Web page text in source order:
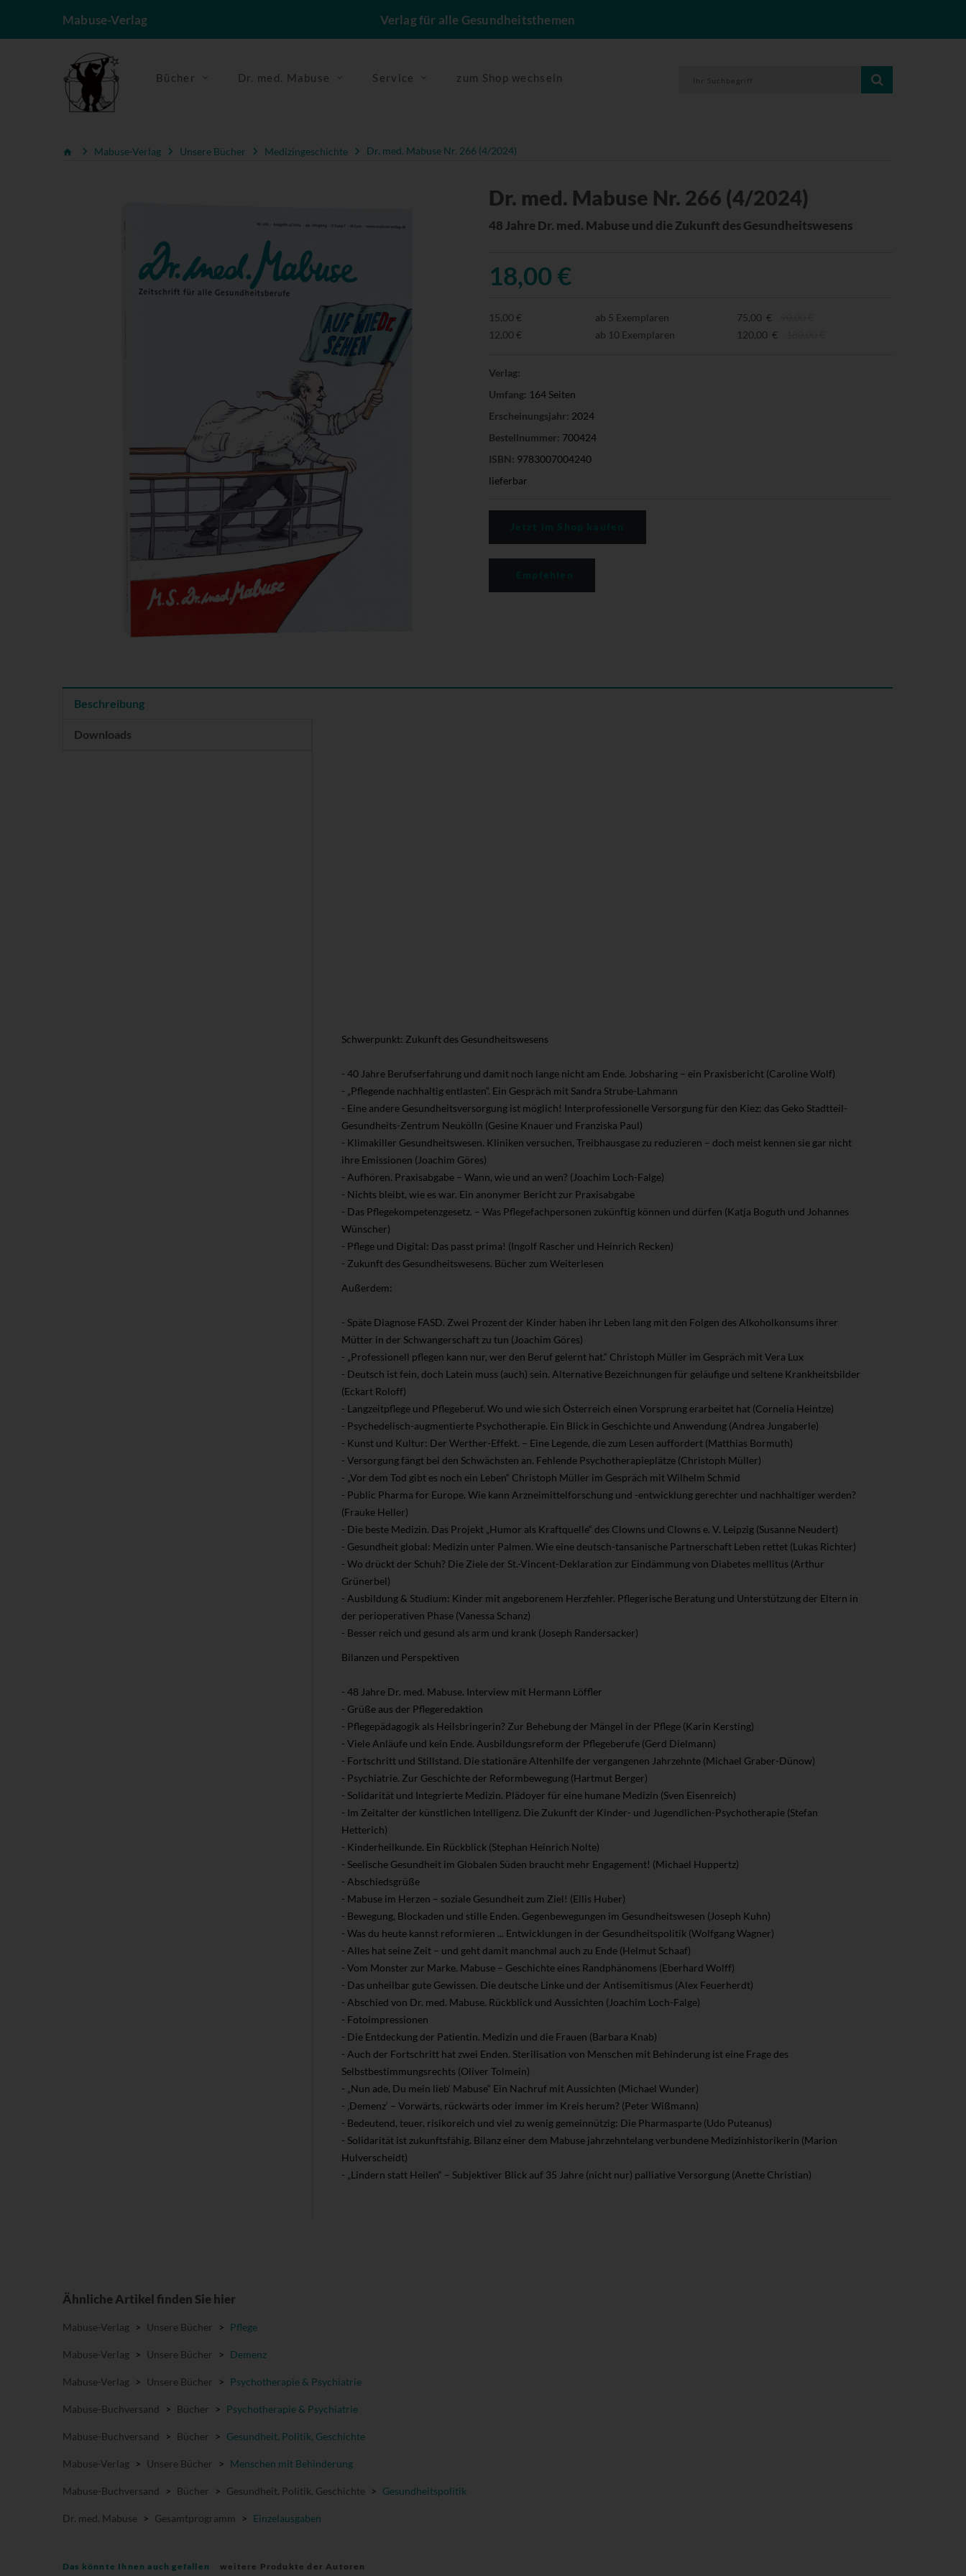
Mabuse-Verlag Verlag für alle Gesundheitsthemen
Bücher Dr. med. Mabuse Service zum Shop wechseln
Mabuse-Verlag Unsere Bücher Medizingeschichte Dr. med. Mabuse Nr. 266 (4/2024)
Dr. med. Mabuse Nr. 266 (4/2024)
48 Jahre Dr. med. Mabuse und die Zukunft des Gesundheitswesens
18,00 €
15,00 € ab 5 Exemplaren 75,00 €
12,00 €
ab 10 Exemplaren 120,00 €
Verlag:
Umfang: 164 Seiten
Erscheinungsjahr: 2024
Bestellnummer: 700424
ISBN: 9783007004240
lieferbar
Beschreibung
Downloads
Schwerpunkt: Zukunft des Gesundheitswesens
- 40 Jahre Berufserfahrung und damit noch lange nicht am Ende. Jobsharing – ein Praxisbericht (Caroline Wolf)
- „Pflegende nachhaltig entlasten“. Ein Gespräch mit Sandra Strube-Lahmann
- Eine andere Gesundheitsversorgung ist möglich! Interprofessionelle Versorgung für den Kiez: das Geko Stadtteil-
Gesundheits-Zentrum Neukölln (Gesine Knauer und Franziska Paul)
- Klimakiller Gesundheitswesen. Kliniken versuchen, Treibhausgase zu reduzieren – doch meist kennen sie gar nicht
ihre Emissionen (Joachim Göres)
- Aufhören. Praxisabgabe – Wann, wie und an wen? (Joachim Loch-Falge)
- Nichts bleibt, wie es war. Ein anonymer Bericht zur Praxisabgabe
- Das Pflegekompetenzgesetz. – Was Pflegefachpersonen zukünftig können und dürfen (Katja Boguth und Johannes
Wünscher)
- Pflege und Digital: Das passt prima! (Ingolf Rascher und Heinrich Recken)
- Zukunft des Gesundheitswesens. Bücher zum Weiterlesen
Außerdem:
- Späte Diagnose FASD. Zwei Prozent der Kinder haben ihr Leben lang mit den Folgen des Alkoholkonsums ihrer
Mütter in der Schwangerschaft zu tun (Joachim Göres)
- „Professionell pflegen kann nur, wer den Beruf gelernt hat.“ Christoph Müller im Gespräch mit Vera Lux
- Deutsch ist fein, doch Latein muss (auch) sein. Alternative Bezeichnungen für geläufige und seltene Krankheitsbilder
(Eckart Roloff)
- Langzeitpflege und Pflegeberuf. Wo und wie sich Österreich einen Vorsprung erarbeitet hat (Cornelia Heintze)
- Psychedelisch-augmentierte Psychotherapie. Ein Blick in Geschichte und Anwendung (Andrea Jungaberle)
- Kunst und Kultur: Der Werther-Effekt. – Eine Legende, die zum Lesen auffordert (Matthias Bormuth)
- Versorgung fängt bei den Schwächsten an. Fehlende Psychotherapieplätze (Christoph Müller)
- „Vor dem Tod gibt es noch ein Leben“ Christoph Müller im Gespräch mit Wilhelm Schmid
- Public Pharma for Europe. Wie kann Arzneimittelforschung und -entwicklung gerechter und nachhaltiger werden?
(Frauke Heller)
- Die beste Medizin. Das Projekt „Humor als Kraftquelle“ des Clowns und Clowns e. V. Leipzig (Susanne Neudert)
- Gesundheit global: Medizin unter Palmen. Wie eine deutsch-tansanische Partnerschaft Leben rettet (Lukas Richter)
- Wo drückt der Schuh? Die Ziele der St.-Vincent-Deklaration zur Eindämmung von Diabetes mellitus (Arthur
Grünerbel)
- Ausbildung & Studium: Kinder mit angeborenem Herzfehler. Pflegerische Beratung und Unterstützung der Eltern in
der perioperativen Phase (Vanessa Schanz)
- Besser reich und gesund als arm und krank (Joseph Randersacker)
Bilanzen und Perspektiven
- 48 Jahre Dr. med. Mabuse. Interview mit Hermann Löffler
- Grüße aus der Pflegeredaktion
- Pflegepädagogik als Heilsbringerin? Zur Behebung der Mängel in der Pflege (Karin Kersting)
- Viele Anläufe und kein Ende. Ausbildungsreform der Pflegeberufe (Gerd Dielmann)
- Fortschritt und Stillstand. Die stationäre Altenhilfe der vergangenen Jahrzehnte (Michael Graber-Dünow)
- Psychiatrie. Zur Geschichte der Reformbewegung (Hartmut Berger)
- Solidarität und Integrierte Medizin. Plädoyer für eine humane Medizin (Sven Eisenreich)
- Im Zeitalter der künstlichen Intelligenz. Die Zukunft der Kinder- und Jugendlichen-Psychotherapie (Stefan
Hetterich)
- Kinderheilkunde. Ein Rückblick (Stephan Heinrich Nolte)
- Seelische Gesundheit im Globalen Süden braucht mehr Engagement! (Michael Huppertz)
- Abschiedsgrüße
- Mabuse im Herzen – soziale Gesundheit zum Ziel! (Ellis Huber)
- Bewegung, Blockaden und stille Enden. Gegenbewegungen im Gesundheitswesen (Joseph Kuhn)
- Was du heute kannst reformieren ... Entwicklungen in der Gesundheitspolitik (Wolfgang Wagner)
- Alles hat seine Zeit – und geht damit manchmal auch zu Ende (Helmut Schaaf)
- Vom Monster zur Marke. Mabuse – Geschichte eines Randphänomens (Eberhard Wolff)
- Das unheilbar gute Gewissen. Die deutsche Linke und der Antisemitismus (Alex Feuerherdt)
- Abschied von Dr. med. Mabuse. Rückblick und Aussichten (Joachim Loch-Falge)
- Fotoimpressionen
- Die Entdeckung der Patientin. Medizin und die Frauen (Barbara Knab)
- Auch der Fortschritt hat zwei Enden. Sterilisation von Menschen mit Behinderung ist eine Frage des
Selbstbestimmungsrechts (Oliver Tolmein)
- „Nun ade, Du mein lieb‘ Mabuse“ Ein Nachruf mit Aussichten (Michael Wunder)
- ‚Demenz‘ – Vorwärts, rückwärts oder immer im Kreis herum? (Peter Wißmann)
- Bedeutend, teuer, risikoreich und viel zu wenig gemeinnützig: Die Pharmasparte (Udo Puteanus)
- Solidarität ist zukunftsfähig. Bilanz einer dem Mabuse jahrzehntelang verbundene Medizinhistorikerin (Marion
Hulverscheidt)
- „Lindern statt Heilen“ – Subjektiver Blick auf 35 Jahre (nicht nur) palliative Versorgung (Anette Christian)
Ähnliche Artikel finden Sie hier
Mabuse-Verlag > Unsere Bücher > Pflege
Mabuse-Verlag > Unsere Bücher > Demenz
Mabuse-Verlag > Unsere Bücher > Psychotherapie & Psychiatrie
Mabuse-Buchversand > Bücher > Psychotherapie & Psychiatrie
Mabuse-Buchversand > Bücher > Gesundheit, Politik, Geschichte
Mabuse-Verlag > Unsere Bücher > Menschen mit Behinderung
Mabuse-Buchversand > Bücher > Gesundheit, Politik, Geschichte > Gesundheitspolitik
Dr. med. Mabuse > Gesamtprogramm > Einzelausgaben
Das könnte Ihnen auch gefallen weitere Produkte der Autoren